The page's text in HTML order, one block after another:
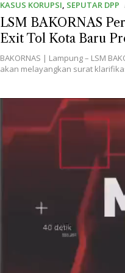
KASUS KORUPSI, SEPUTAR DPP
LSM BAKORNAS
Exit Tol Kota Baru
Diharapkan Semua
Penjelasan
BAKORNAS | Lampung – LSM
akan melayangkan surat